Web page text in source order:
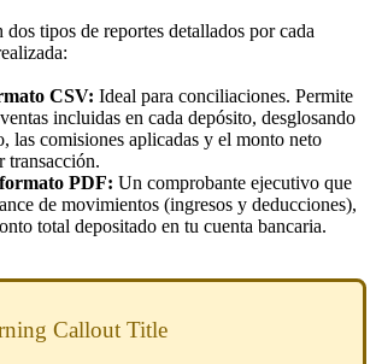
dos tipos de reportes detallados por cada
CSV: Ideal para conciliaciones. Permite
incluidas en cada depósito, desglosando
las comisiones aplicadas y el monto neto
transacción.
PDF: Un comprobante ejecutivo que
de movimientos (ingresos y deducciones),
total depositado en tu cuenta bancaria.
Callout Title